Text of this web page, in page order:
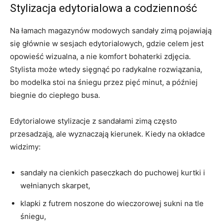
Stylizacja edytorialowa a codzienność
Na łamach magazynów modowych sandały zimą pojawiają
się głównie w sesjach edytorialowych, gdzie celem jest
opowieść wizualna, a nie komfort bohaterki zdjęcia.
Stylista może wtedy sięgnąć po radykalne rozwiązania,
bo modelka stoi na śniegu przez pięć minut, a później
biegnie do ciepłego busa.
Edytorialowe stylizacje z sandałami zimą często
przesadzają, ale wyznaczają kierunek. Kiedy na okładce
widzimy:
sandały na cienkich paseczkach do puchowej kurtki i
wełnianych skarpet,
klapki z futrem noszone do wieczorowej sukni na tle
śniegu,